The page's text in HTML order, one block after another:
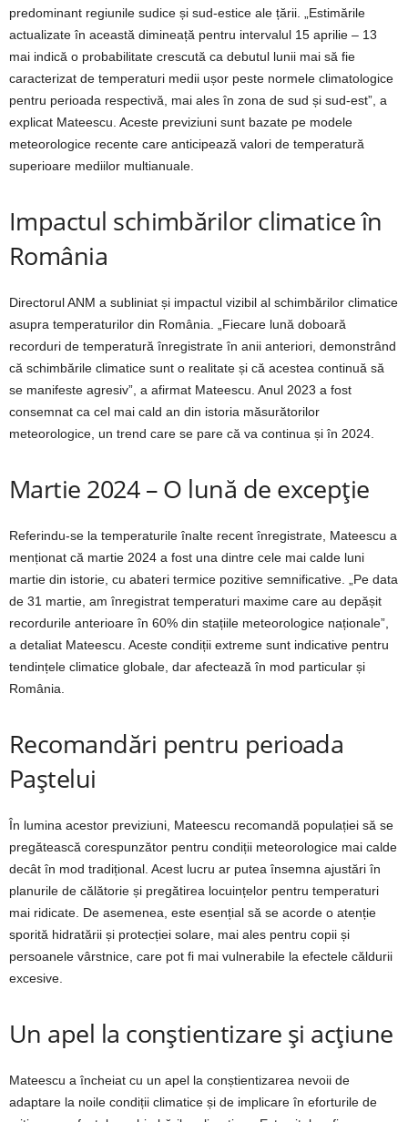
predominant regiunile sudice și sud-estice ale țării. „Estimările
actualizate în această dimineață pentru intervalul 15 aprilie – 13
mai indică o probabilitate crescută ca debutul lunii mai să fie
caracterizat de temperaturi medii ușor peste normele climatologice
pentru perioada respectivă, mai ales în zona de sud și sud-est”, a
explicat Mateescu. Aceste previziuni sunt bazate pe modele
meteorologice recente care anticipează valori de temperatură
superioare mediilor multianuale.
Impactul schimbărilor climatice în
România
Directorul ANM a subliniat și impactul vizibil al schimbărilor climatice
asupra temperaturilor din România. „Fiecare lună doboară
recorduri de temperatură înregistrate în anii anteriori, demonstrând
că schimbările climatice sunt o realitate și că acestea continuă să
se manifeste agresiv”, a afirmat Mateescu. Anul 2023 a fost
consemnat ca cel mai cald an din istoria măsurătorilor
meteorologice, un trend care se pare că va continua și în 2024.
Martie 2024 – O lună de excepție
Referindu-se la temperaturile înalte recent înregistrate, Mateescu a
menționat că martie 2024 a fost una dintre cele mai calde luni
martie din istorie, cu abateri termice pozitive semnificative. „Pe data
de 31 martie, am înregistrat temperaturi maxime care au depășit
recordurile anterioare în 60% din stațiile meteorologice naționale”,
a detaliat Mateescu. Aceste condiții extreme sunt indicative pentru
tendințele climatice globale, dar afectează în mod particular și
România.
Recomandări pentru perioada
Paștelui
În lumina acestor previziuni, Mateescu recomandă populației să se
pregătească corespunzător pentru condiții meteorologice mai calde
decât în mod tradițional. Acest lucru ar putea însemna ajustări în
planurile de călătorie și pregătirea locuințelor pentru temperaturi
mai ridicate. De asemenea, este esențial să se acorde o atenție
sporită hidratării și protecției solare, mai ales pentru copii și
persoanele vârstnice, care pot fi mai vulnerabile la efectele căldurii
excesive.
Un apel la conștientizare și acțiune
Mateescu a încheiat cu un apel la conștientizarea nevoii de
adaptare la noile condiții climatice și de implicare în eforturile de